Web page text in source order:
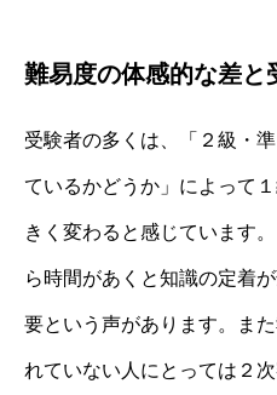
難易度の体感的な差と
受験者の多くは、「２級・
ているかどうか」によって
きく変わると感じています
ら時間があくと知識の定着
要という声があります。ま
れていない人にとっては２